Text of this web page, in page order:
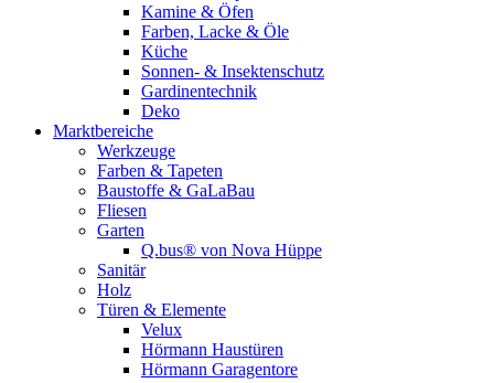
Kamine & Öfen
Farben, Lacke & Öle
Küche
Sonnen- & Insektenschutz
Gardinentechnik
Deko
Marktbereiche
Werkzeuge
Farben & Tapeten
Baustoffe & GaLaBau
Fliesen
Garten
Q.bus® von Nova Hüppe
Sanitär
Holz
Türen & Elemente
Velux
Hörmann Haustüren
Hörmann Garagentore